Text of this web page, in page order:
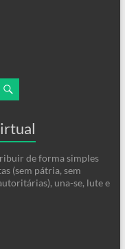
de forma simples
(sem pátria, sem
una-se, lute e